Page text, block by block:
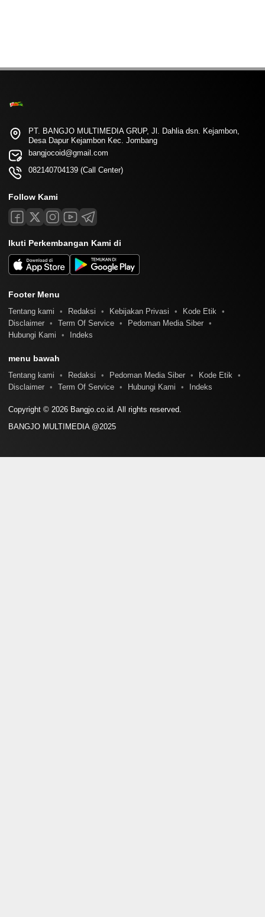
PT. BANGJO MULTIMEDIA GRUP, Jl. Dahlia dsn. Kejambon,
Desa Dapur Kejambon Kec. Jombang
bangjocoid@gmail.com
082140704139 (Call Center)
Follow Kami
Ikuti Perkembangan Kami di
Footer Menu
Tentang kami Redaksi Kebijakan Privasi
Kode Etik
Disclaimer
Term Of Service
Pedoman Media Siber
Hubungi Kami
Indeks
menu bawah
Tentang kami Redaksi Pedoman Media Siber
Kode Etik
Disclaimer
Term Of Service Hubungi Kami Indeks
Copyright © 2026 Bangjo.co.id. All rights reserved.
BANGJO MULTIMEDIA @2025